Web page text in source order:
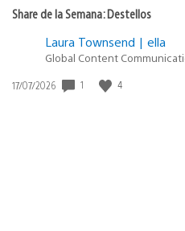
Share de la Semana: Destellos
Laura Townsend | ella
Global Content
Fecha
17/07/2026 1 4